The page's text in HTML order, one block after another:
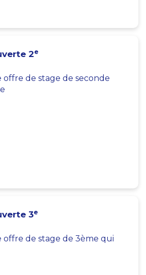
2e
de stage de seconde
3e
de stage de 3ème qui